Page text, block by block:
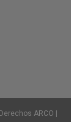
Derechos ARCO |